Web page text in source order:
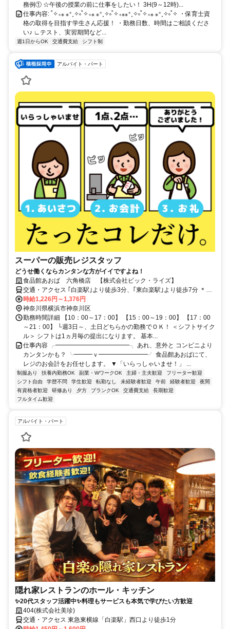
務例① ☆午後の授業の前に仕事をしたい！ 3H(9～12時)...
仕事内容: ˚✧₊⁎ ⁎⁺˳✧༚˚✧₊⁎ ⁎⁺˳✧༚˚✧₊⁎⁎⁺˳✧༚˚✧₊⁎ ⁎⁺˳✧༚˚✧ ・保育士資
格の取得を目指す学生さん応援！ ・勤務日数、時間はご相談くださ
い♪ ∟テスト、実習期間など...
週1日からOK 交通費支給 シフト制
アルバイト・パート
スーパーの販売レジスタッフ
どうせ働くならカンタンな方がイイですよね！
食品館あおば 六角橋店 【株式会社ビック・ライズ】
交通・アクセス ｢白楽駅｣より徒歩3分、｢東白楽駅｣より徒歩7分 ＊自
転車通勤OK
時給1,226円～1,376円
神奈川県横浜市神奈川区
勤務時間詳細 【10：00～17：00】 【15：00～19：00】 【17：00
～21：00】 └週3日～、土日どちらかの勤務でＯＫ！ ＜シフトサイク
ル＞ シフトは1ヵ月毎の提出になります。 基本...
仕事内容 ╭━━━━━━━━━━━━╮ あれ、意外と コンビニより
カンタンかも？ ╰━━━ｖ━━━━━━━━╯ 食品館あおばにて、
レジのお会計をお任せします。 ▼「いらっしゃいませ！」 ...
制服あり 扶養内勤務OK 副業・WワークOK 主婦・主夫歓迎
フリーター歓迎
シフト自由
学歴不問 学生歓迎 転勤なし 未経験者歓迎 午前 経験者歓迎
夜間
有資格者歓迎
研修あり 夕方 ブランクOK 交通費支給
長期歓迎
フルタイム歓迎
アルバイト・パート
隠れ家レストランのホール・キッチン
✨20代スタッフ活躍中✨料理もサービスも本気で学びたい方歓迎
404(株式会社美珍)
交通・アクセス 東急東横線「白楽駅」西口より徒歩1分